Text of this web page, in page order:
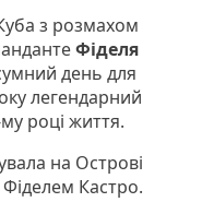
з розмахом
Фіделя
день для
легендарний
році життя.
на Острові
Кастро.